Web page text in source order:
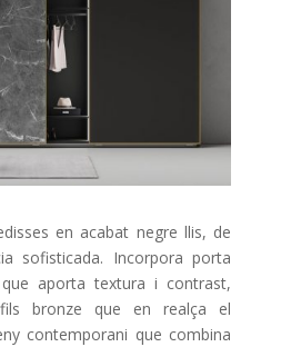
en acabat negre llis, de
sofisticada. Incorpora porta
aporta textura i contrast,
bronze que en realça el
contemporani que combina